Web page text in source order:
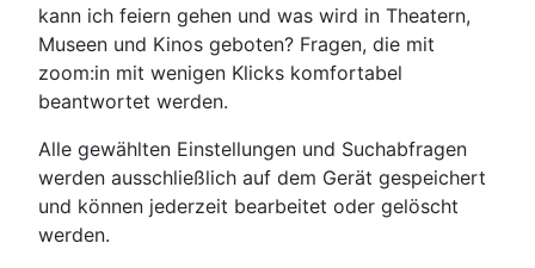
kann ich feiern gehen und was wird in Theatern,
Museen und Kinos geboten? Fragen, die mit
zoom:in mit wenigen Klicks komfortabel
beantwortet werden.
Alle gewählten Einstellungen und Suchabfragen
werden ausschließlich auf dem Gerät gespeichert
und können jederzeit bearbeitet oder gelöscht
werden.